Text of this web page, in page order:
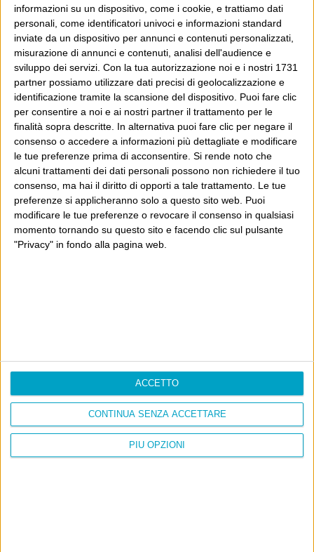
informazioni su un dispositivo, come i cookie, e trattiamo dati
personali, come identificatori univoci e informazioni standard
inviate da un dispositivo per annunci e contenuti personalizzati,
misurazione di annunci e contenuti, analisi dell'audience e
sviluppo dei servizi. Con la tua autorizzazione noi e i nostri 1731
partner possiamo utilizzare dati precisi di geolocalizzazione e
identificazione tramite la scansione del dispositivo. Puoi fare clic
per consentire a noi e ai nostri partner il trattamento per le
finalità sopra descritte. In alternativa puoi fare clic per negare il
consenso o accedere a informazioni più dettagliate e modificare
le tue preferenze prima di acconsentire. Si rende noto che
alcuni trattamenti dei dati personali possono non richiedere il tuo
consenso, ma hai il diritto di opporti a tale trattamento. Le tue
preferenze si applicheranno solo a questo sito web. Puoi
modificare le tue preferenze o revocare il consenso in qualsiasi
momento tornando su questo sito e facendo clic sul pulsante
"Privacy" in fondo alla pagina web.
PIÙ OPZIONI
CONTINUA SENZA ACCETTARE
ACCETTO
Ultimi articoli
La sinistra de coccio
Don’t feed the trolls
A chi pensi, quando senti dire “patrimoniale”?
Con due pistole caricate a salve e un canestro di parole
Cinquantaquattro contro quarantasei
Info
AI che scrive di Taylor Swift come se fossi io
Filologia di Wittgenstein
Ultimi articoli
Don’t feed the trolls
A chi pensi, quando senti dire “patrimoniale”?
Con due pistole caricate a salve e un canestro di parole
Cinquantaquattro contro quarantasei